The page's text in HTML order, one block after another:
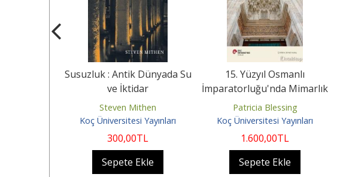
Susuzluk : Antik Dünyada Su
ve İktidar
Steven Mithen
Koç Üniversitesi Yayınları
300,00TL
Sepete Ekle
15. Yüzyıl Osmanlı
İmparatorluğu'nda Mimarlık
ve Malzeme Siyaseti
Patricia Blessing
Koç Üniversitesi Yayınları
1.600,00TL
Sepete Ekle